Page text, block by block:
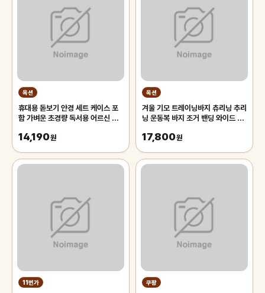
옥션
휴대용 돋보기 안경 세트 케이스 포
함 가벼운 초경량 독서용 어르신 노
남성
14,190원
옥션
겨울 기모 트레이닝바지 츄리닝 추리
닝 운동복 바지 조거 밴딩 와이드 팬
17,800원
11번가 쿠팡